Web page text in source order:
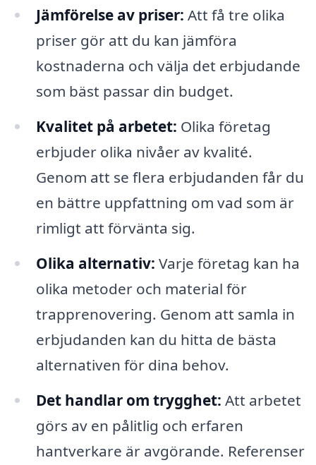
Jämförelse av priser: Att få tre olika
priser gör att du kan jämföra
kostnaderna och välja det erbjudande
som bäst passar din budget.
Kvalitet på arbetet: Olika företag
erbjuder olika nivåer av kvalité.
Genom att se flera erbjudanden får du
en bättre uppfattning om vad som är
rimligt att förvänta sig.
Olika alternativ: Varje företag kan ha
olika metoder och material för
trapprenovering. Genom att samla in
erbjudanden kan du hitta de bästa
alternativen för dina behov.
Det handlar om trygghet: Att arbetet
görs av en pålitlig och erfaren
hantverkare är avgörande. Referenser